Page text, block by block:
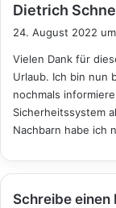
Dietrich
24. August 2022
Vielen Dank für
Urlaub. Ich bin nun
nochmals
Sicherheitssystem
Nachbarn habe ich
Schreibe einen